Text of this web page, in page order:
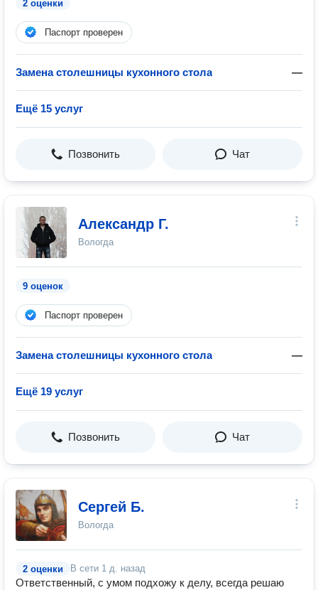
2 оценки
Паспорт проверен
Замена столешницы кухонного стола —
Ещё 15 услуг
Позвонить Чат
Александр Г.
Вологда
9 оценок
Паспорт проверен
Замена столешницы кухонного стола —
Ещё 19 услуг
Позвонить Чат
Сергей Б.
Вологда
2 оценки В сети 1 д. назад
Ответственный, с умом подхожу к делу, всегда решаю